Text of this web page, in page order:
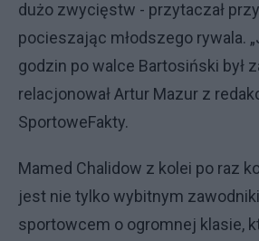
dużo zwycięstw - przytaczał
pocieszając młodszego rywala.
godzin po walce Bartosiński był
relacjonował Artur Mazur z
SportoweFakty.
Mamed Chalidow z kolei po raz
jest nie tylko wybitnym
sportowcem o ogromnej klasie,